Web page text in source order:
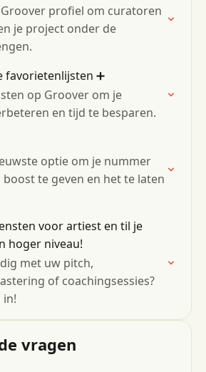
profiel om curatoren
je project onder de
favorietenlijsten ➕
op Groover om je
en tijd te besparen.
optie om je nummer
te geven en het te laten
voor artiest en til je
hoger niveau!
met uw pitch,
of coachingsessies?
in!
vragen